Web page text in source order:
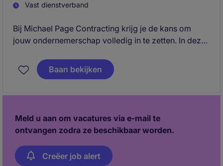
Vast dienstverband
Bij Michael Page Contracting krijg je de kans om
jouw ondernemerschap volledig in te zetten. In deze
kandidaat: jij bouwt je eigen business, sluit deals en
zorgt dat de beste professionals op de juiste plek
Baan bekijken
Meld u aan om vacatures via e-mail te
ontvangen zodra ze beschikbaar worden.
Creëer job alert